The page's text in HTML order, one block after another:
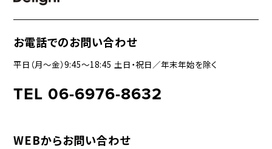
お電話でのお問い合わせ
平日（月〜金）9:45〜18:45 土日・祝日／年末年始を除く
TEL 06-6976-8632
WEBからお問い合わせ